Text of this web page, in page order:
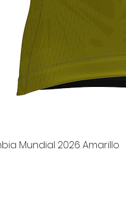
Mundial 2026 Amarillo